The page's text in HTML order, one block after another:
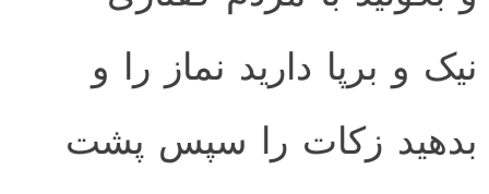
نیک و برپا دارید نماز را و
بدهید زکات را سپس پشت